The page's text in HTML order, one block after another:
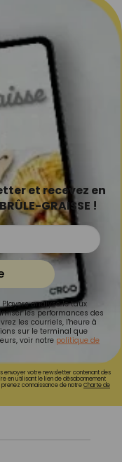
et recevez en
GRAISSE !
analyse le taux
les performances des
les courriels, l'heure à
sur le terminal que
voir notre politique de
envoyer votre newsletter contenant des
en utilisant le lien de désabonnement
connaissance de notreCharte de